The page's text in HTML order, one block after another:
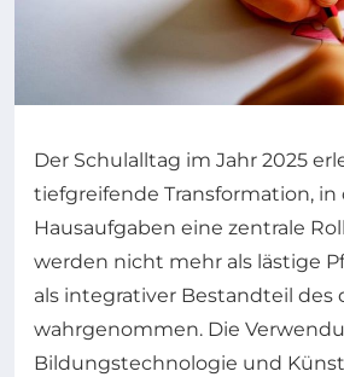
Der Schulalltag im Jahr 2025
tiefgreifende Transformation, in
Hausaufgaben eine zentrale
werden nicht mehr als lästige
als integrativer Bestandteil des
wahrgenommen. Die
Bildungstechnologie und